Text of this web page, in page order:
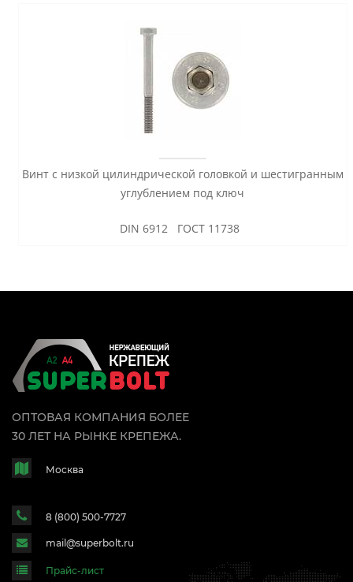
Винт с низкой цилиндрической головкой и шестигранным
углублением под ключ
DIN 6912 ГОСТ 11738
ОПТОВАЯ КОМПАНИЯ БОЛЕЕ
30 ЛЕТ НА РЫНКЕ КРЕПЕЖА.
Москва
8 (800) 500-7727
mail@superbolt.ru
Прайс-лист